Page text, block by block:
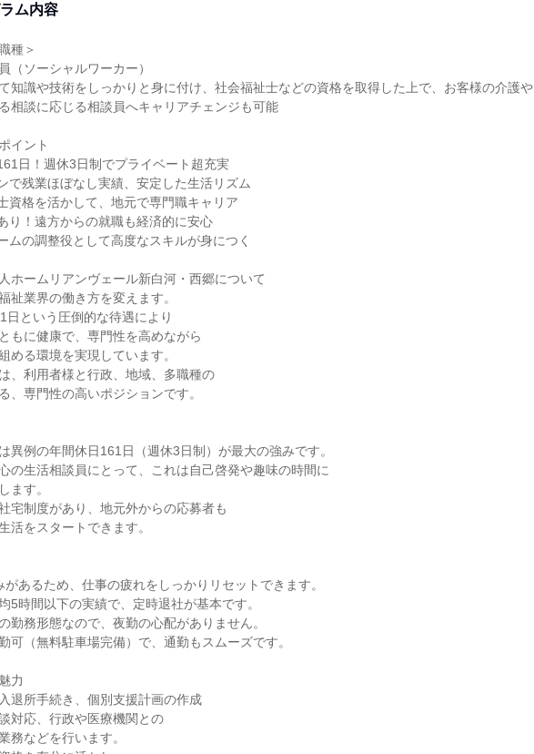
ム内容
種＞
（ソーシャルワーカー）
知識や技術をしっかりと身に付け、社会福祉士などの資格を取得した上で、お客様の介護や
相談に応じる相談員へキャリアチェンジも可能
イント
日！週休3日制でプライベート超充実
で残業ほぼなし実績、安定した生活リズム
資格を活かして、地元で専門職キャリア
り！遠方からの就職も経済的に安心
ムの調整役として高度なスキルが身につく
ホームリアンヴェール新白河・西郷について
祉業界の働き方を変えます。
日という圧倒的な待遇により
もに健康で、専門性を高めながら
める環境を実現しています。
、利用者様と行政、地域、多職種の
、専門性の高いポジションです。
異例の年間休日161日（週休3日制）が最大の強みです。
の生活相談員にとって、これは自己啓発や趣味の時間に
ます。
宅制度があり、地元外からの応募者も
活をスタートできます。
があるため、仕事の疲れをしっかりリセットできます。
5時間以下の実績で、定時退社が基本です。
勤務形態なので、夜勤の心配がありません。
可（無料駐車場完備）で、通勤もスムーズです。
力
退所手続き、個別支援計画の作成
対応、行政や医療機関との
務などを行います。